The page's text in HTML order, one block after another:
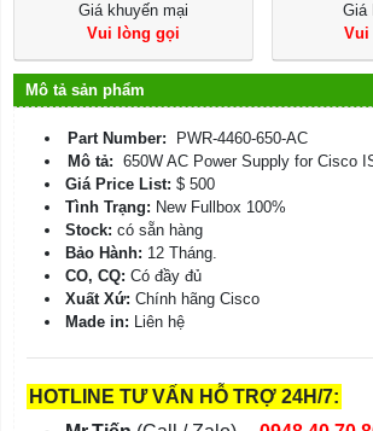
Giá khuyến mại
Vui lòng gọi
Giá
Vui
Mô tả sản phẩm
Part Number:
PWR-4460-650-AC
Mô tả: 650W AC Power Supply for Cisco
Giá Price List: $ 500
Tình Trạng: New Fullbox 100%
Stock: có sẵn hàng
Bảo Hành: 12 Tháng.
CO, CQ: Có đầy đủ
Xuất Xứ: Chính hãng Cisco
Made in: Liên hệ
HOTLINE TƯ VẤN HỖ TRỢ 24H/7: